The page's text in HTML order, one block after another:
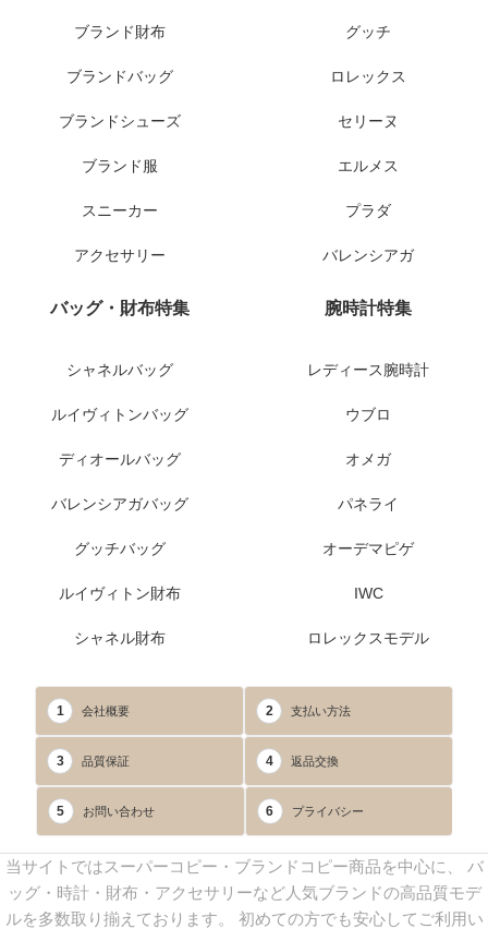
ブランド財布
ブランドバッグ
ブランドシューズ
ブランド服
スニーカー
アクセサリー
グッチ
ロレックス
セリーヌ
エルメス
プラダ
バレンシアガ
バッグ・財布特集
シャネルバッグ
ルイヴィトンバッグ
ディオールバッグ
バレンシアガバッグ
グッチバッグ
ルイヴィトン財布
シャネル財布
腕時計特集
レディース腕時計
ウブロ
オメガ
パネライ
オーデマピゲ
IWC
ロレックスモデル
1 会社概要 2 支払い方法
3 品質保証 4 返品交換
5 お問い合わせ 6 プライバシー
当サイトではスーパーコピー・ブランドコピー商品を中心に、 バ
ッグ・時計・財布・アクセサリーなど人気ブランドの高品質モデ
ルを多数取り揃えております。 初めての方でも安心してご利用い